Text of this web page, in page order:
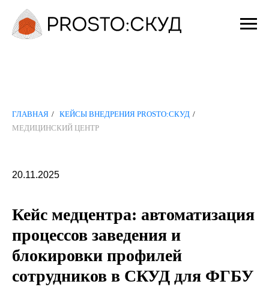
ГЛАВНАЯ / КЕЙСЫ ВНЕДРЕНИЯ PROSTO:СКУД /
МЕДИЦИНСКИЙ ЦЕНТР
20.11.2025
Кейс медцентра: автоматизация
процессов заведения и
блокировки профилей
сотрудников в СКУД для ФГБУ